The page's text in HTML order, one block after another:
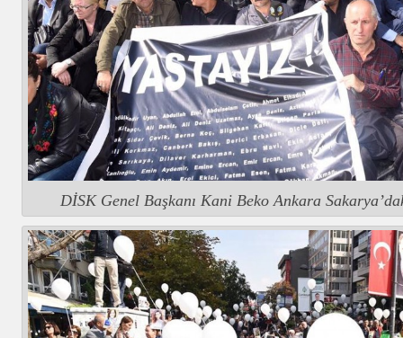
DİSK Genel Başkanı Kani Beko Ankara